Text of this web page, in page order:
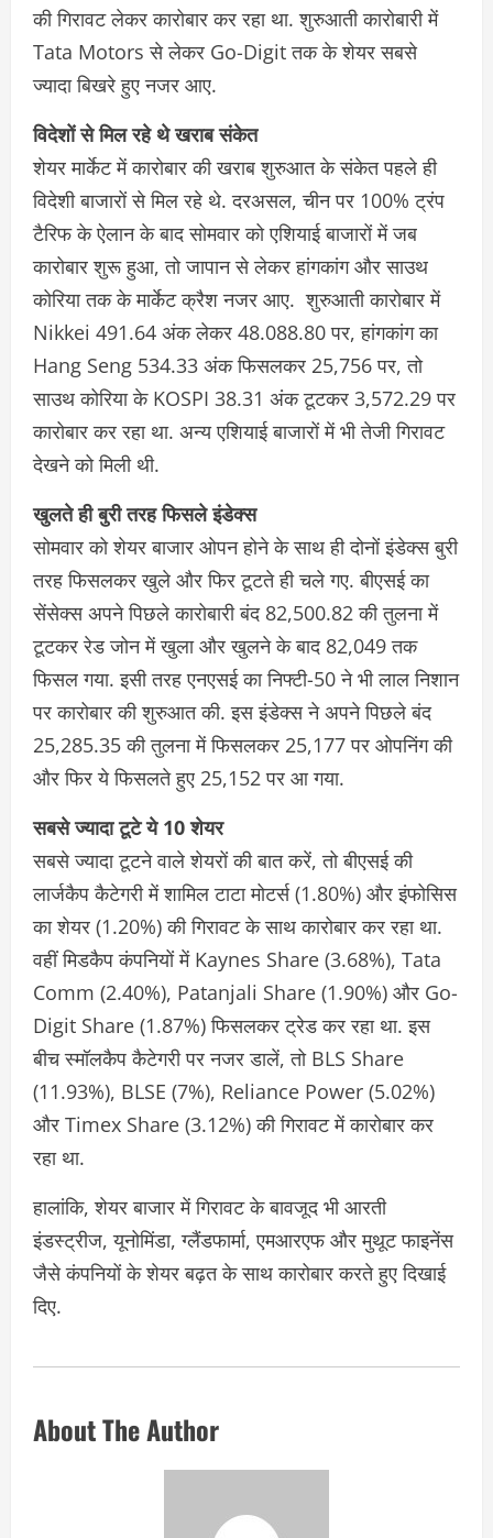
की गिरावट लेकर कारोबार कर रहा था. शुरुआती कारोबारी में
Tata Motors से लेकर Go-Digit तक के शेयर सबसे
ज्यादा बिखरे हुए नजर आए.
विदेशों से मिल रहे थे खराब संकेत
शेयर मार्केट में कारोबार की खराब शुरुआत के संकेत पहले ही
विदेशी बाजारों से मिल रहे थे. दरअसल, चीन पर 100% ट्रंप
टैरिफ के ऐलान के बाद सोमवार को एशियाई बाजारों में जब
कारोबार शुरू हुआ, तो जापान से लेकर हांगकांग और साउथ
कोरिया तक के मार्केट क्रैश नजर आए. शुरुआती कारोबार में
Nikkei 491.64 अंक लेकर 48.088.80 पर, हांगकांग का
Hang Seng 534.33 अंक फिसलकर 25,756 पर, तो
साउथ कोरिया के KOSPI 38.31 अंक टूटकर 3,572.29 पर
कारोबार कर रहा था. अन्य एशियाई बाजारों में भी तेजी गिरावट
देखने को मिली थी.
खुलते ही बुरी तरह फिसले इंडेक्स
सोमवार को शेयर बाजार ओपन होने के साथ ही दोनों इंडेक्स बुरी
तरह फिसलकर खुले और फिर टूटते ही चले गए. बीएसई का
सेंसेक्स अपने पिछले कारोबारी बंद 82,500.82 की तुलना में
टूटकर रेड जोन में खुला और खुलने के बाद 82,049 तक
फिसल गया. इसी तरह एनएसई का निफ्टी-50 ने भी लाल निशान
पर कारोबार की शुरुआत की. इस इंडेक्स ने अपने पिछले बंद
25,285.35 की तुलना में फिसलकर 25,177 पर ओपनिंग की
और फिर ये फिसलते हुए 25,152 पर आ गया.
सबसे ज्यादा टूटे ये 10 शेयर
सबसे ज्यादा टूटने वाले शेयरों की बात करें, तो बीएसई की
लार्जकैप कैटेगरी में शामिल टाटा मोटर्स (1.80%) और इंफोसिस
का शेयर (1.20%) की गिरावट के साथ कारोबार कर रहा था.
वहीं मिडकैप कंपनियों में Kaynes Share (3.68%), Tata
Comm (2.40%), Patanjali Share (1.90%) और Go-
Digit Share (1.87%) फिसलकर ट्रेड कर रहा था. इस
बीच स्मॉलकैप कैटेगरी पर नजर डालें, तो BLS Share
(11.93%), BLSE (7%), Reliance Power (5.02%)
और Timex Share (3.12%) की गिरावट में कारोबार कर
रहा था.
हालांकि, शेयर बाजार में गिरावट के बावजूद भी आरती
इंडस्ट्रीज, यूनोमिंडा, ग्लैंडफार्मा, एमआरएफ और मुथूट फाइनेंस
जैसे कंपनियों के शेयर बढ़त के साथ कारोबार करते हुए दिखाई
दिए.
About The Author